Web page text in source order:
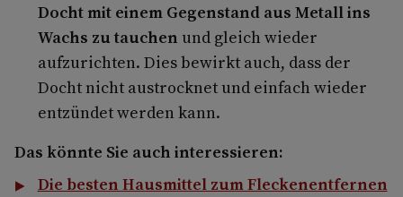
Docht mit einem Gegenstand aus Metall ins
Wachs zu tauchen und gleich wieder
aufzurichten. Dies bewirkt auch, dass der
Docht nicht austrocknet und einfach wieder
entzündet werden kann.
Das könnte Sie auch interessieren:
Die besten Hausmittel zum Fleckenentfernen